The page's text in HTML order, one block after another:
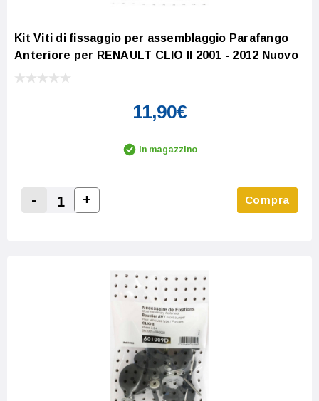
Kit Viti di fissaggio per assemblaggio Parafango
Anteriore per RENAULT CLIO II 2001 - 2012 Nuovo
11,90€
In magazzino
Decrease Quantity:
-
Increase Quantity:
+ Compra